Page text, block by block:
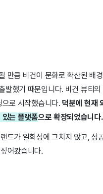
만큼 비건이 문화로 확산된 배
발했기 때문입니다. 비건 뷰티
으로 시작했습니다. 덕분에 현재
는 플랫폼으로 확장되었습니다.
드가 일회성에 그치지 않고,
어봤습니다.